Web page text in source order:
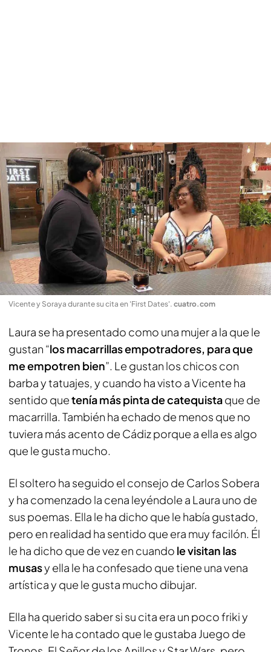
Vicente y Soraya durante su cita en 'First Dates'. cuatro.com
Laura se ha presentado como una mujer a la que le
gustan “los macarrillas empotradores, para que
me empotren bien”. Le gustan los chicos con
barba y tatuajes, y cuando ha visto a Vicente ha
sentido quetenía más pinta de catequistaque de
macarrilla. También ha echado de menos que no
tuviera más acento de Cádiz porque a ella es algo
que le gusta mucho.
El soltero ha seguido el consejo de Carlos Sobera
y ha comenzado la cena leyéndole a Laura uno de
sus poemas. Ella le ha dicho que le había gustado,
pero en realidad ha sentido que era muy facilón. Él
le ha dicho que de vez en cuando le visitan las
musasy ella le ha confesado que tiene una vena
artística y que le gusta mucho dibujar.
Ella ha querido saber si su cita era un poco friki y
Vicente le ha contado que le gustaba Juego de